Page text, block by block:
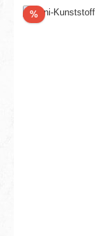
%Rabatt